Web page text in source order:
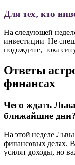
Для тех, кто
На следующей
инвестиции. Не
подождите, пока
Ответы
финансах
Чего ждать
ближайшие дни?
На этой неделе
финансовых делах.
усилят доходы, но